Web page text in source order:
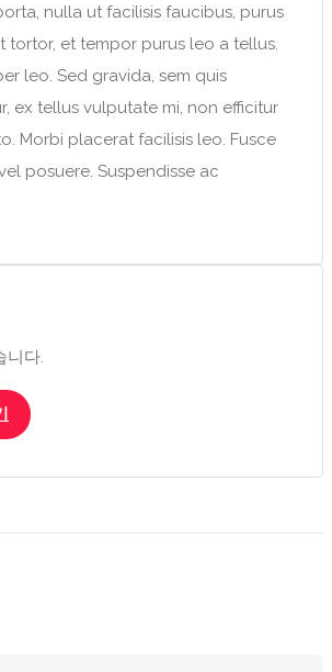
nulla ut facilisis faucibus, purus
tortor, et tempor purus leo a tellus.
leo. Sed gravida, sem quis
ex tellus vulputate mi, non efficitur
Morbi placerat facilisis leo. Fusce
posuere. Suspendisse ac
니다.